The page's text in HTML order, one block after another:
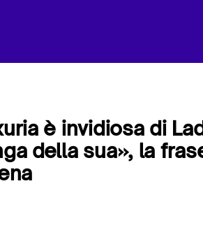
è invidiosa di
della sua», la